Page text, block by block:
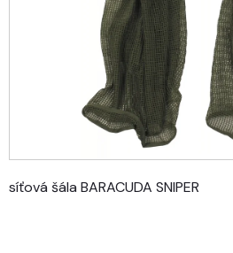
síťová šála BARACUDA SNIPER